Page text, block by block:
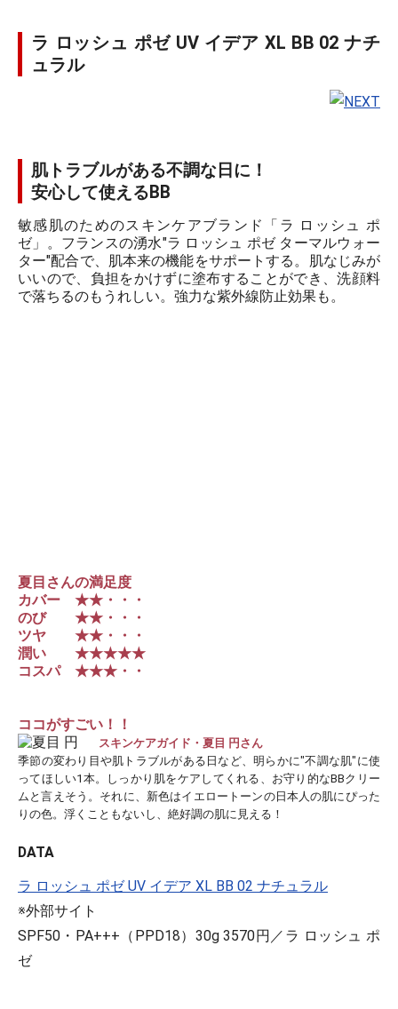
ラ ロッシュ ポゼ UV イデア XL BB 02 ナチ
ュラル
肌トラブルがある不調な日に！
安心して使えるBB
敏感肌のためのスキンケアブランド「ラ ロッシュ ポ
ゼ」。フランスの湧水"ラ ロッシュ ポゼ ターマルウォー
ター"配合で、肌本来の機能をサポートする。肌なじみが
いいので、負担をかけずに塗布することができ、洗顔料
で落ちるのもうれしい。強力な紫外線防止効果も。
夏目さんの満足度
カバー ★★・・・
のび ★★・・・
ツヤ ★★・・・
潤い ★★★★★
コスパ ★★★・・
ココがすごい！！
スキンケアガイド・夏目 円さん
季節の変わり目や肌トラブルがある日など、明らかに"不調な肌"に使
ってほしい1本。しっかり肌をケアしてくれる、お守り的なBBクリー
ムと言えそう。それに、新色はイエロートーンの日本人の肌にぴった
りの色。浮くこともないし、絶好調の肌に見える！
DATA
ラ ロッシュ ポゼ UV イデア XL BB 02 ナチュラル
※外部サイト
SPF50・PA+++（PPD18）30g 3570円／ラ ロッシュ ポ
ゼ